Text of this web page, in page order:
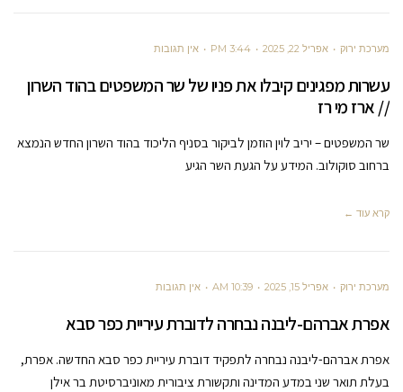
מערכת ירוק אפריל 22, 2025 3:44 PM אין תגובות
עשרות מפגינים קיבלו את פניו של שר המשפטים בהוד השרון
// ארז מי רז
שר המשפטים – יריב לוין הוזמן לביקור בסניף הליכוד בהוד השרון החדש הנמצא
ברחוב סוקולוב. המידע על הגעת השר הגיע
קרא עוד ←
מערכת ירוק אפריל 15, 2025 10:39 AM אין תגובות
אפרת אברהם-ליבנה נבחרה לדוברת עיריית כפר סבא
אפרת אברהם-ליבנה נבחרה לתפקיד דוברת עיריית כפר סבא החדשה. אפרת,
בעלת תואר שני במדע המדינה ותקשורת ציבורית מאוניברסיטת בר אילן